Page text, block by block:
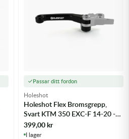
Passar ditt fordon
Holeshot
Holeshot Flex Bromsgrepp,
Svart KTM 350 EXC-F 14-20 -
m.fl.
399,00kr
I lager